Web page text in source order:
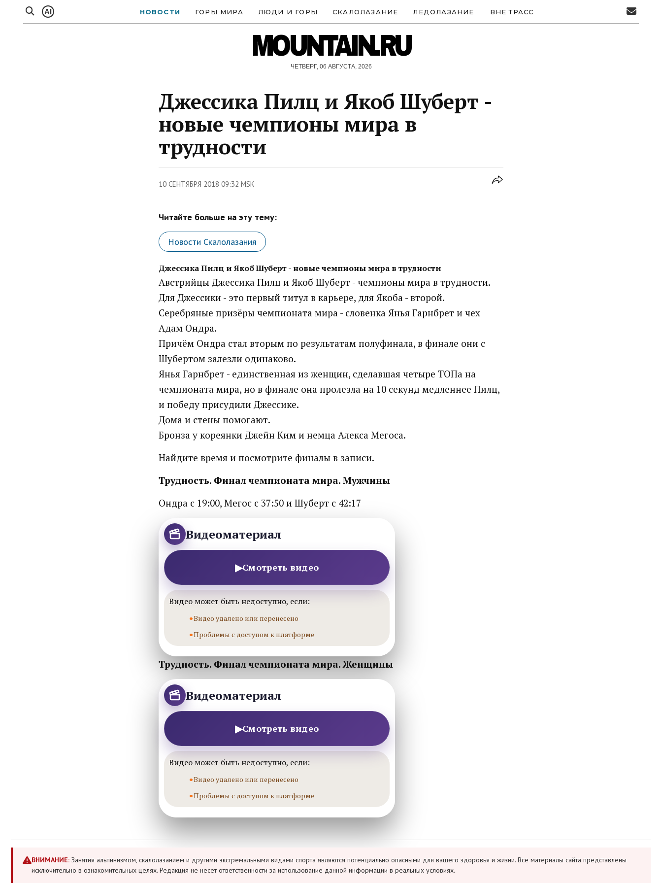
AI НОВОСТИ ГОРЫ МИРА ЛЮДИ И ГОРЫ СКАЛОЛАЗАНИЕ ЛЕДОЛАЗАНИЕ ВНЕ ТРАСС
MOUNTAIN.RU
ЧЕТВЕРГ, 06 АВГУСТА, 2026
Джессика Пилц и Якоб Шуберт -
новые чемпионы мира в
трудности
10 СЕНТЯБРЯ 2018 09:32 MSK
Читайте больше на эту тему:
Новости Скалолазания
Джессика Пилц и Якоб Шуберт - новые чемпионы мира в трудности
Австрийцы Джессика Пилц и Якоб Шуберт - чемпионы мира в трудности.
Для Джессики - это первый титул в карьере, для Якоба - второй.
Серебряные призёры чемпионата мира - словенка Янья Гарнбрет и чех
Адам Ондра.
Причём Ондра стал вторым по результатам полуфинала, в финале они с
Шубертом залезли одинаково.
Янья Гарнбрет - единственная из женщин, сделавшая четыре ТОПа на
чемпионата мира, но в финале она пролезла на 10 секунд медленнее Пилц,
и победу присудили Джессике.
Дома и стены помогают.
Бронза у кореянки Джейн Ким и немца Алекса Мегоса.
Найдите время и посмотрите финалы в записи.
Трудность. Финал чемпионата мира. Мужчины
Ондра с 19:00, Мегос с 37:50 и Шуберт с 42:17
Видеоматериал
▶Смотреть видео
Видео может быть недоступно, если:
Видео удалено или перенесено
Проблемы с доступом к платформе
Трудность. Финал чемпионата мира. Женщины
Видеоматериал
▶Смотреть видео
Видео может быть недоступно, если:
Видео удалено или перенесено
Проблемы с доступом к платформе
ВНИМАНИЕ: Занятия альпинизмом, скалолазанием и другими экстремальными видами спорта являются потенциально опасными для вашего здоровья и жизни. Все материалы сайта представлены
исключительно в ознакомительных целях. Редакция не несет ответственности за использование данной информации в реальных условиях.